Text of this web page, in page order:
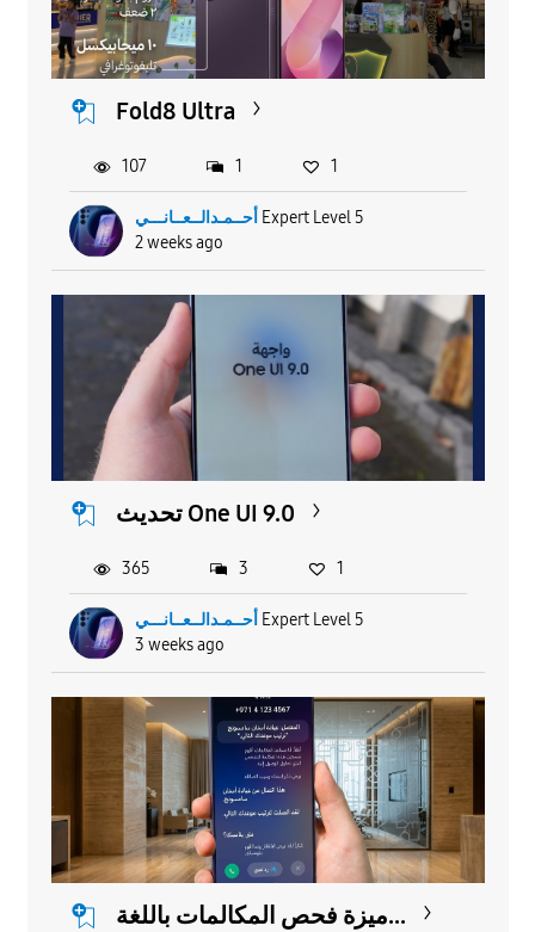
Fold8 Ultra
أحــمـدالــعــانـــي Expert Level 5
2 weeks ago
107 1 1
تحديث One UI 9.0
أحــمـدالــعــانـــي Expert Level 5
3 weeks ago
365 3 1
ميزة فحص المكالمات باللغة...